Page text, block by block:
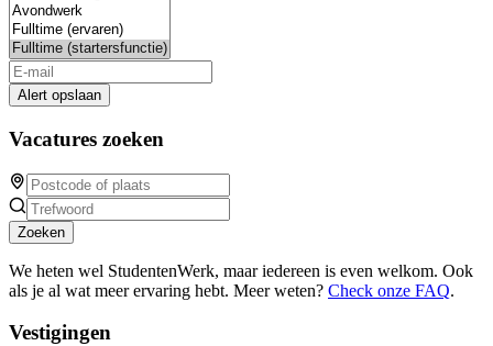
Alert opslaan
Vacatures zoeken
Zoeken
We heten wel StudentenWerk, maar iedereen is even welkom. Ook
als je al wat meer ervaring hebt. Meer weten? Check onze FAQ.
Vestigingen